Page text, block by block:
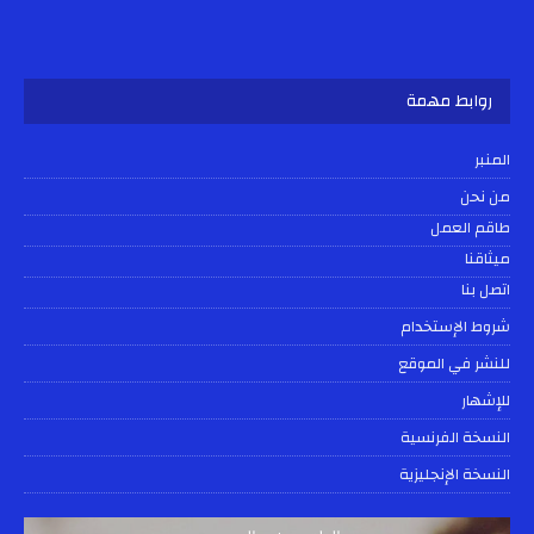
روابط مهمة
المنبر
من نحن
طاقم العمل
ميثاقنا
اتصل بنا
شروط الإستخدام
للنشر في الموقع
للإشهار
النسخة الفرنسية
النسخة الإنجليزية